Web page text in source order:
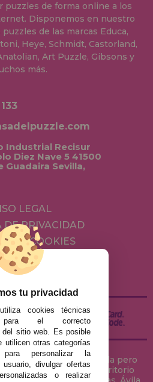
puzzles de forma online a los
Disponemos en nuestro
de las marcas Educa,
Heye, Schmidt, Castorland,
Art Puzzle, Gibsons y
más.
Industrial Recisur
Diez Nave 5 41500
Guadaira Sevilla,
LEGAL
DE PRIVACIDAD
DE COOKIES
DEVOLUCIONES
/ DESISTIMIENTO
está ubicada en Sevilla pero
cualquier ciudad del territorio
tu privacidad
cookies técnicas
para el correcto
del sitio web. Es posible
utilicen otras categorías
personalizar la
divulgar ofertas
o realizar